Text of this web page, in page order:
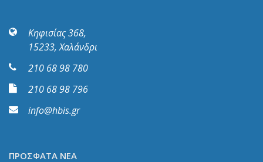
Κηφισίας 368,
15233, Χαλάνδρι
210 68 98 780
210 68 98 796
info@hbis.gr
ΠΡΟΣΦΑΤΑ ΝΕΑ